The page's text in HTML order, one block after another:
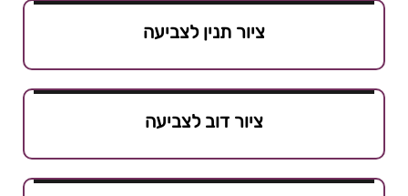
ציור תנין לצביעה
ציור דוב לצביעה